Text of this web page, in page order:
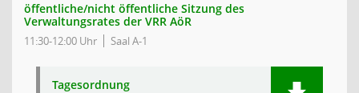
öffentliche/nicht öffentliche Sitzung des
Verwaltungsrates der VRR AöR
11:30-12:00 Uhr Saal A-1
Tagesordnung